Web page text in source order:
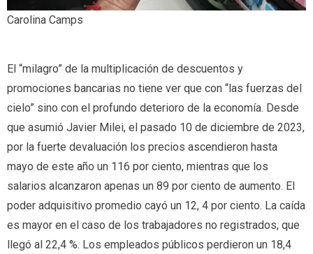
Carolina Camps
El “milagro” de la multiplicación de descuentos y
promociones bancarias no tiene ver que con “las fuerzas del
cielo” sino con el profundo deterioro de la economía. Desde
que asumió Javier Milei, el pasado 10 de diciembre de 2023,
por la fuerte devaluación los precios ascendieron hasta
mayo de este año un 116 por ciento, mientras que los
salarios alcanzaron apenas un 89 por ciento de aumento. El
poder adquisitivo promedio cayó un 12, 4 por ciento. La caída
es mayor en el caso de los trabajadores no registrados, que
llegó al 22,4 %. Los empleados públicos perdieron un 18,4